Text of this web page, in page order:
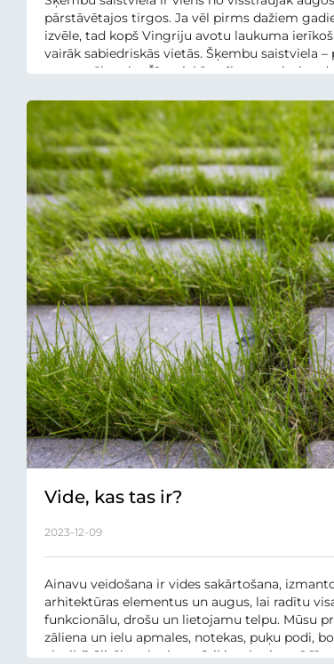
pārstāvētajos tirgos. Ja vēl pirms dažiem
izvēle, tad kopš Vingriju avotu laukuma
vairāk sabiedriskās vietās. Šķembu saistviela
parasto šķembu Šīs priekšrocības apstiprina
Vide, kas tas ir?
2023-12-09
Ainavu veidošana ir vides sakārtošana,
arhitektūras elementus un augus, lai radītu
funkcionālu, drošu un lietojamu telpu. Mūsu
zāliena un ielu apmales, notekas, puķu podi,
aizpildītāji, šķembu hermētiķi, enkuri un